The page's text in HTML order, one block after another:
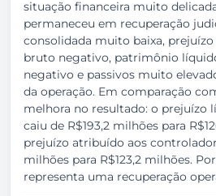
situação financeira muito
permaneceu em recuperação
consolidada muito baixa,
bruto negativo, patrimônio
negativo e passivos muito
da operação. Em comparação
melhora no resultado: o prejuízo
caiu de R$193,2 milhões para
prejuízo atribuído aos
milhões para R$123,2 milhões.
representa uma recuperação